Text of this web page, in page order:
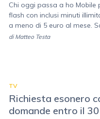
Chi oggi passa a ho
flash con inclusi minuti
a meno di 5 euro al mese.
di Matteo Testa
TV
Richiesta esonero
domande entro il